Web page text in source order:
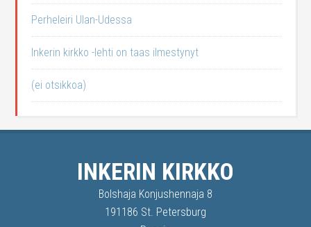
Perheleiri Ulan-Udessa
Inkerin kirkko -lehti on taas ilmestynyt
(ei otsikkoa)
INKERIN KIRKKO
Bolshaja Konjushennaja 8
191186 St. Petersburg